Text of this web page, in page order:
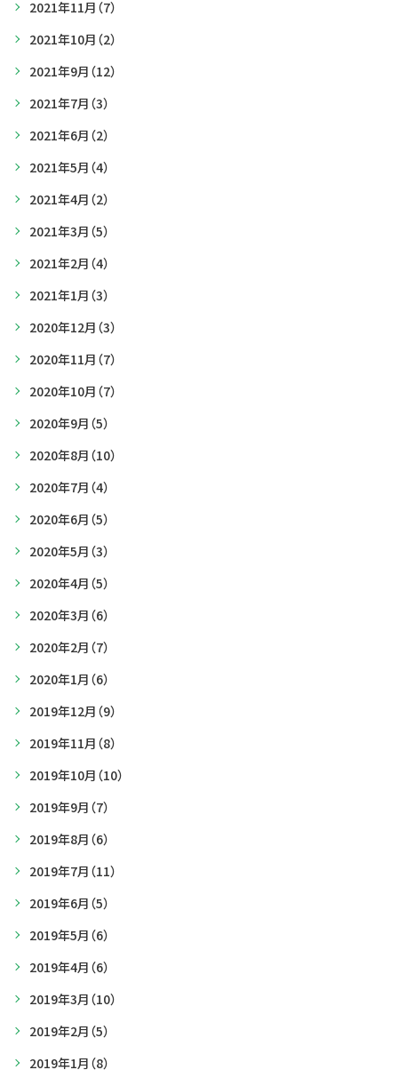
2021年11月 （7）
2021年10月 （2）
2021年9月 （12）
2021年7月 （3）
2021年6月 （2）
2021年5月 （4）
2021年4月 （2）
2021年3月 （5）
2021年2月 （4）
2021年1月 （3）
2020年12月 （3）
2020年11月 （7）
2020年10月 （7）
2020年9月 （5）
2020年8月 （10）
2020年7月 （4）
2020年6月 （5）
2020年5月 （3）
2020年4月 （5）
2020年3月 （6）
2020年2月 （7）
2020年1月 （6）
2019年12月 （9）
2019年11月 （8）
2019年10月 （10）
2019年9月 （7）
2019年8月 （6）
2019年7月 （11）
2019年6月 （5）
2019年5月 （6）
2019年4月 （6）
2019年3月 （10）
2019年2月 （5）
2019年1月 （8）